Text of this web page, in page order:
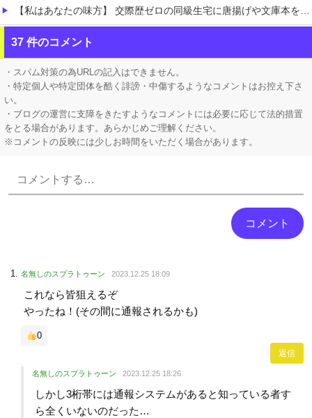
【私はあなたの味方】 交際歴ゼロの同級生宅に唐揚げや文庫本を20回以上届けた24歳女を逮捕
【にじさんじ】 女性陣の座り方解釈一致すぎて好き
【Vtuber】 響咲リオナ←この人、ホロライブでも歌唱・演技力トップクラスだよな「前世がもっと激しかったんだろう」
37 件のコメント
・スパム対策の為URLの記入はできません。
・特定個人や特定団体を酷く誹謗・中傷するようなコメントはお控え下さ
い。
・ブログの運営に支障をきたすようなコメントには必要に応じて法的措置
をとる場合があります。あらかじめご理解ください。
※コメントの反映には少しお時間をいただく場合があります。
名無しのスプラトゥーン 2023.12.25 18:09
これなら皆狙えるぞ
やったね！(その間に通報されるかも)
0
返信
名無しのスプラトゥーン 2023.12.25 18:26
しかし3桁帯には通報システムがあると知っている者す
ら全くいないのだった…